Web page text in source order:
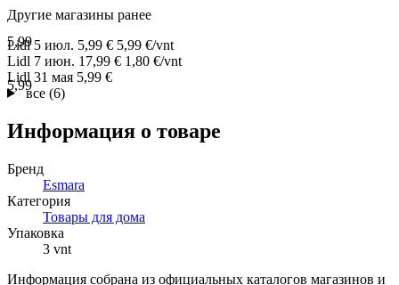
5,99
5,99
Другие магазины ранее
Lidl5 июл. 5,99 € 5,99 €/vnt
Lidl 7 июн. 17,99 € 1,80 €/vnt
Lidl 31 мая 5,99 €
все (6)
Информация о товаре
Бренд
Esmara
Категория
Товары для дома
Упаковка
3 vnt
Информация собрана из официальных каталогов магазинов и